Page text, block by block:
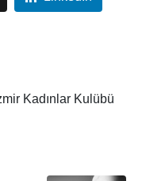
Kadınlar Kulübü